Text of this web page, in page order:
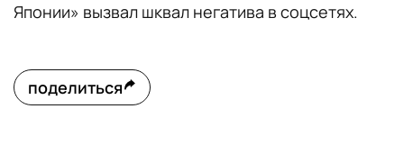
Японии» вызвал шквал негатива в соцсетях.
поделиться